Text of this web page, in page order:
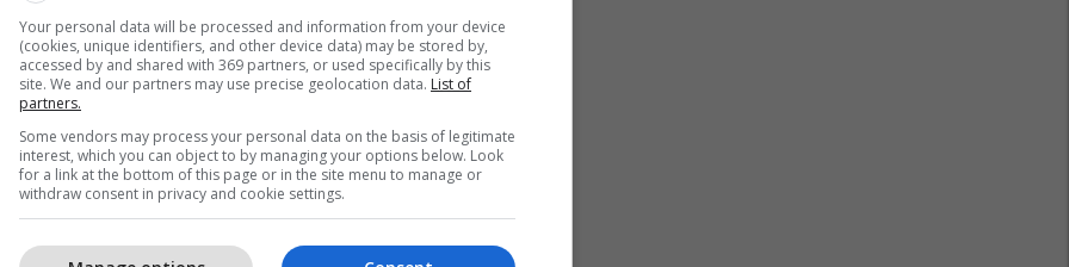
Your personal data will be processed and information from your device
(cookies, unique identifiers, and other device data) may be stored by,
accessed by and shared with 369 partners, or used specifically by this
site. We and our partners may use precise geolocation data. List of
partners.
Some vendors may process your personal data on the basis of legitimate
interest, which you can object to by managing your options below. Look
for a link at the bottom of this page or in the site menu to manage or
withdraw consent in privacy and cookie settings.